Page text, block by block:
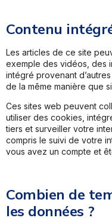
Contenu
Les articles de ce site
exemple des vidéos, des
intégré provenant
de la même manière que
Ces sites web peuvent
utiliser des cookies,
tiers et surveiller votre
compris le suivi de votre
vous avez un compte et
Combien de
les données ?